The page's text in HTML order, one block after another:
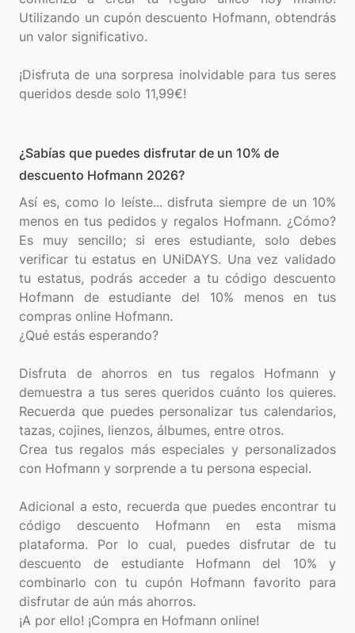
Utilizando un cupón descuento Hofmann, obtendrás
un valor significativo.
¡Disfruta de una sorpresa inolvidable para tus seres
¿Sabías que puedes disfrutar de un 10% de
descuento Hofmann 2026?
Así es, como lo leíste... disfruta siempre de un 10%
menos en tus pedidos y regalos Hofmann. ¿Cómo?
Es muy sencillo; si eres estudiante, solo debes
verificar tu estatus en UNiDAYS. Una vez validado
tu estatus, podrás acceder a tu código descuento
Hofmann de estudiante del 10% menos en tus
compras online Hofmann.
¿Qué estás esperando?
Disfruta de ahorros en tus regalos Hofmann y
demuestra a tus seres queridos cuánto los quieres.
Recuerda que puedes personalizar tus calendarios,
tazas, cojines, lienzos, álbumes, entre otros.
Crea tus regalos más especiales y personalizados
con Hofmann y sorprende a tu persona especial.
Adicional a esto, recuerda que puedes encontrar tu
código descuento Hofmann en esta misma
plataforma. Por lo cual, puedes disfrutar de tu
descuento de estudiante Hofmann del 10% y
combinarlo con tu cupón Hofmann favorito para
disfrutar de aún más ahorros.